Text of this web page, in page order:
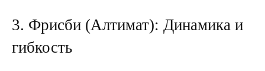
3. Фрисби (Алтимат): Динамика и
гибкость